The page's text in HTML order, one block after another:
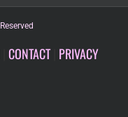
CONTACT| PRIVACY